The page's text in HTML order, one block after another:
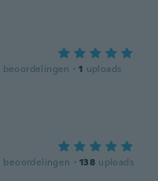
beoordelingen · 1 uploads
beoordelingen · 138 uploads